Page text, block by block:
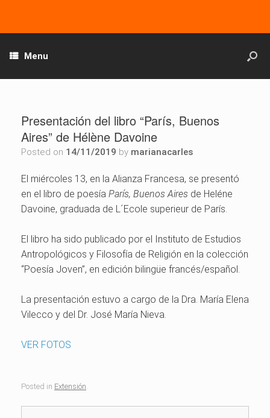
Menu
Presentación del libro “París, Buenos
Aires” de Hélène Davoine
Posted on 14/11/2019 by marianacarles
El miércoles 13, en la Alianza Francesa, se presentó
en el libro de poesía París, Buenos Aires de Heléne
Davoine, graduada de L´Ecole superieur de París.
El libro ha sido publicado por el Instituto de Estudios
Antropológicos y Filosofía de Religión en la colección
“Poesía Joven”, en edición bilingüe francés/español.
La presentación estuvo a cargo de la Dra. María Elena
Vilecco y del Dr. José María Nieva.
VER FOTOS
Posted in Extensión